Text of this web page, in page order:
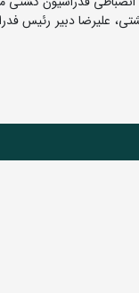
علیرضا دبیر رئیس